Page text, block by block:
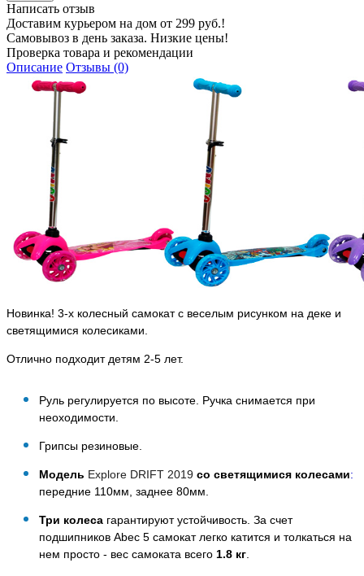
Написать отзыв
Доставим курьером на дом от 299 руб.!
Самовывоз в день заказа. Низкие цены!
Проверка товара и рекомендации
Описание Отзывы (0)
Новинка! 3-х колесный самокат с веселым рисунком на деке и
светящимися колесиками.
Отлично подходит детям 2-5 лет.
Руль регулируется по высоте. Ручка снимается при
неоходимости.
Грипсы резиновые.
Модель Explore DRIFT 2019 со светящимися колесами:
передние 110мм, заднее 80мм.
Три колеса гарантируют устойчивость. За счет
подшипников Abec 5 самокат легко катится и толкаться на
нем просто - вес самоката всего 1.8 кг